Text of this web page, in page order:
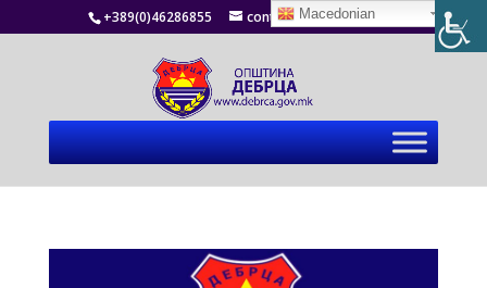
+389(0)46286855 contact@debrca.gov.mk
Macedonian